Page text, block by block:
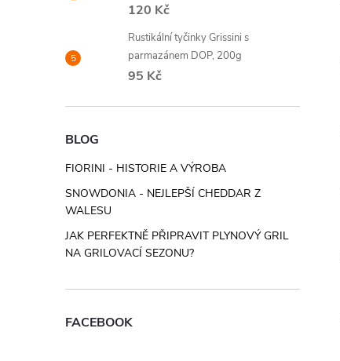
120 Kč
Rustikální tyčinky Grissini s
parmazánem DOP, 200g
95 Kč
BLOG
FIORINI - HISTORIE A VÝROBA
SNOWDONIA - NEJLEPŠÍ CHEDDAR Z
WALESU
JAK PERFEKTNĚ PŘIPRAVIT PLYNOVÝ GRIL
NA GRILOVACÍ SEZONU?
FACEBOOK